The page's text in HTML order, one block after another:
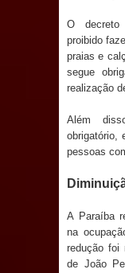
e
O decreto
proibido
praias e
segue
realização
Além
obrigatório,
pessoas
A Paraíba
na
redução foi
de João